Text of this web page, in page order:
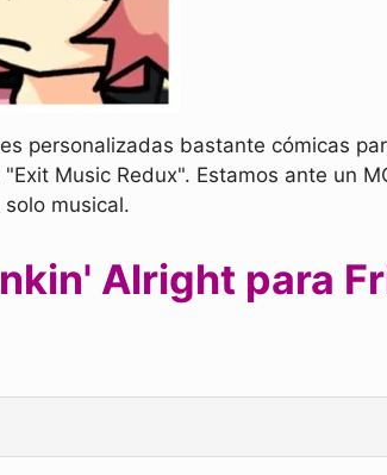
personalizadas bastante cómicas
Music Redux". Estamos ante un
musical.
Alright para